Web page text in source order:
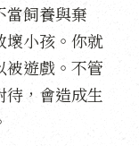
當飼養與棄
壞小孩。你就
被遊戲。不管
，會造成生